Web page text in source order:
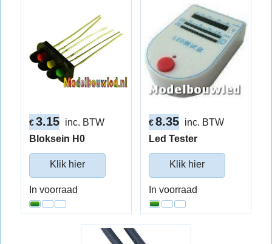
€ 3.15 inc. BTW
Bloksein H0
Klik hier
In voorraad
€8.35 inc. BTW
Led Tester
Klik hier
In voorraad